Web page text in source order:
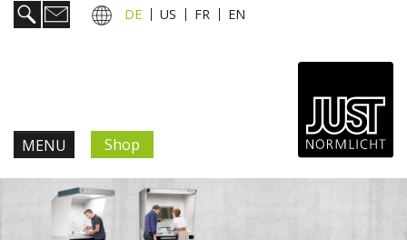
DE US FR EN
MENU
& Lösungen
Shop